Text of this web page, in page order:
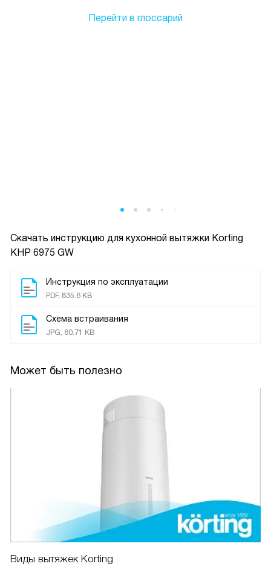
Скачать инструкцию для кухонной вытяжки Korting
KHP 6975 GW
Инструкция по эксплуатации
PDF, 835.6 KB
Схема встраивания
JPG, 60.71 KB
Может быть полезно
Виды вытяжек Korting
Перейти в глоссарий